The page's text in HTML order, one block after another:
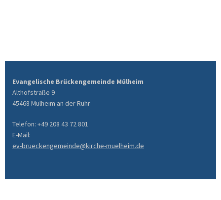
Evangelische Brückengemeinde Mülheim
Althofstraße 9
45468 Mülheim an der Ruhr
Telefon: +49 208 43 72 801
E-Mail:
ev-brueckengemeinde@kirche-muelheim.de